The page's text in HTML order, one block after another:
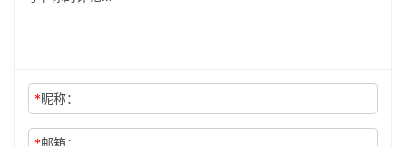
*昵称：
*邮箱：